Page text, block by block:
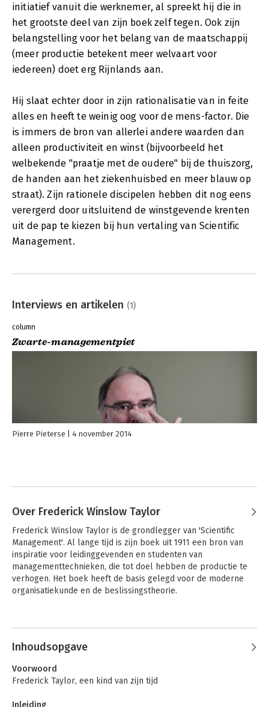
initiatief vanuit die werknemer, al spreekt hij die in
het grootste deel van zijn boek zelf tegen. Ook zijn
belangstelling voor het belang van de maatschappij
(meer productie betekent meer welvaart voor
iedereen) doet erg Rijnlands aan.
Hij slaat echter door in zijn rationalisatie van in feite
alles en heeft te weinig oog voor de mens-factor. Die
is immers de bron van allerlei andere waarden dan
alleen productiviteit en winst (bijvoorbeeld het
welbekende "praatje met de oudere" bij de thuiszorg,
de handen aan het ziekenhuisbed en meer blauw op
straat). Zijn rationele discipelen hebben dit nog eens
verergerd door uitsluitend de winstgevende krenten
uit de pap te kiezen bij hun vertaling van Scientific
Management.
Interviews en artikelen (1)
column
Zwarte-managementpiet
Pierre Pieterse 4 november 2014
Over Frederick Winslow Taylor
Frederick Winslow Taylor is de grondlegger van 'Scientific
Management'. Al lange tijd is zijn boek uit 1911 een bron van
inspiratie voor leidinggevenden en studenten van
managementtechnieken, die tot doel hebben de productie te
verhogen. Het boek heeft de basis gelegd voor de moderne
organisatiekunde en de beslissingstheorie.
Andere boeken door Frederick
Winslow Taylor
Inhoudsopgave
Voorwoord
Frederick Taylor, een kind van zijn tijd